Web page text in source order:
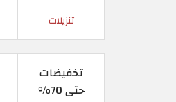
تنزيلات
تخفيضات
حتى 70%